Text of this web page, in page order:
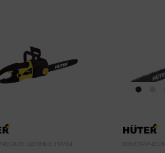
ЦЕПНЫЕ ПИЛЫ